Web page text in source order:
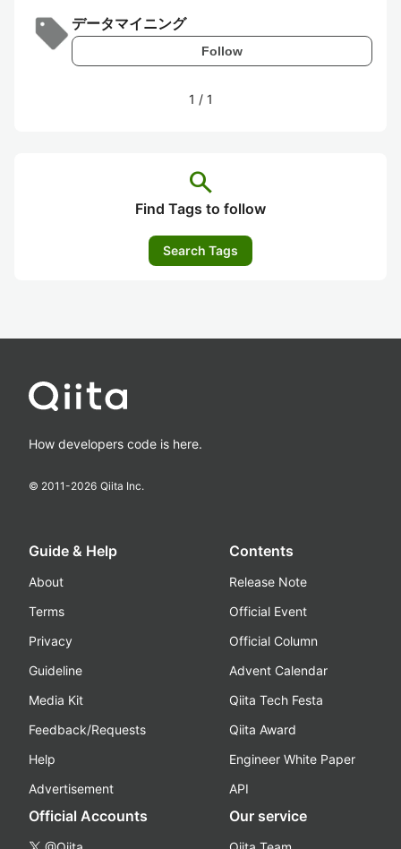
データマイニング
Follow
1 / 1
search
Find Tags to follow
Search Tags
How developers code is here.
© 2011-2026 Qiita Inc.
Guide & Help
About
Terms
Privacy
Guideline
Media Kit
Feedback/Requests
Help
Advertisement
Contents
Release Note
Official Event
Official Column
Advent Calendar
Qiita Tech Festa
Qiita Award
Engineer White Paper
API
Official Accounts Our service